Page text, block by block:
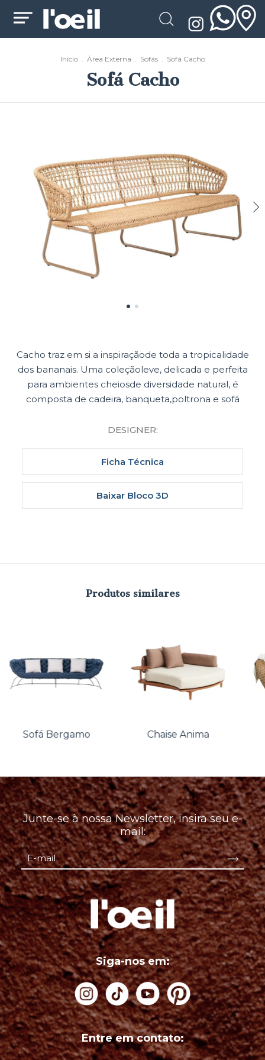
Início . Área Externa . Sofás . Sofá Cacho
Sofá Cacho
Cacho traz em si a inspiraçãode toda a tropicalidade
dos bananais. Uma coleçãoleve, delicada e perfeita
para ambientes cheiosde diversidade natural, é
composta de cadeira, banqueta,poltrona e sofá
DESIGNER:
Ficha Técnica
Baixar Bloco 3D
Produtos similares
Sofá Bergamo Chaise Anima
Junte-se à nossa Newsletter, insira seu e-
mail:
Siga-nos em:
Entre em contato: